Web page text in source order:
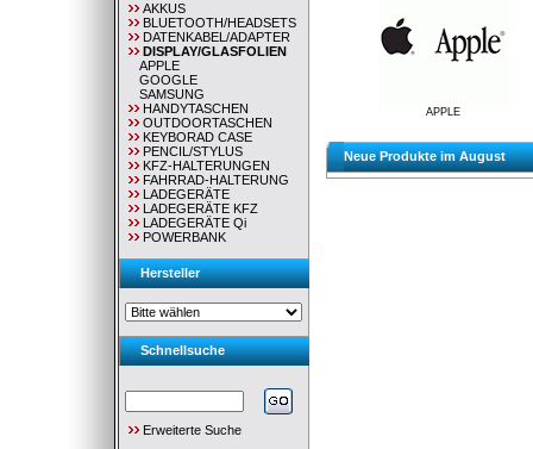
AKKUS
BLUETOOTH/HEADSETS
DATENKABEL/ADAPTER
DISPLAY/GLASFOLIEN
APPLE
GOOGLE
SAMSUNG
HANDYTASCHEN
OUTDOORTASCHEN
KEYBORAD CASE
PENCIL/STYLUS
KFZ-HALTERUNGEN
FAHRRAD-HALTERUNG
LADEGERÄTE
LADEGERÄTE KFZ
LADEGERÄTE Qi
POWERBANK
Hersteller
Schnellsuche
Erweiterte Suche
APPLE
Neue Produkte im August